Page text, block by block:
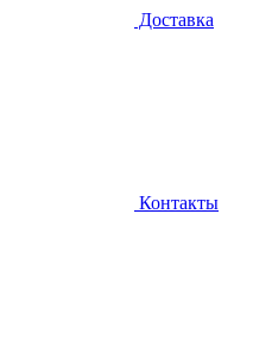
Доставка
Контакты